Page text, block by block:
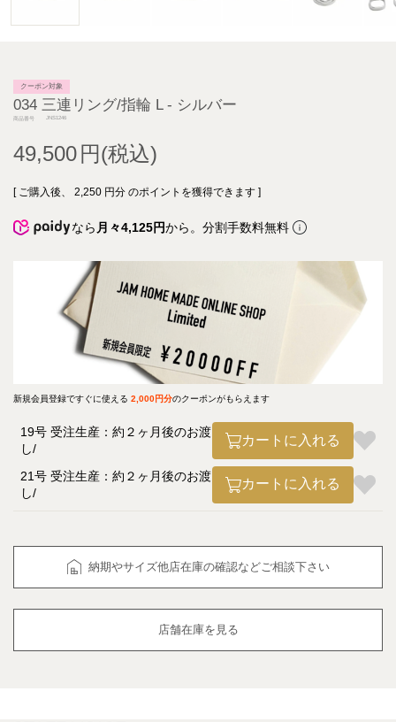
クーポン対象
034 三連リング/指輪 L - シルバー
商品番号 JNS1246
49,500
[ ご購入後、 2,250 円分 のポイントを獲得できます ]
なら 月々4,125円から。分割手数料無料
新規会員登録ですぐに使える 2,000円分のクーポンがもらえます
19号 受注生産：約２ヶ月後のお渡
し
カートに入れる
21号 受注生産：約２ヶ月後のお渡
し
カートに入れる
納期やサイズ他店在庫の確認などご相談下さい
店舗在庫を見る